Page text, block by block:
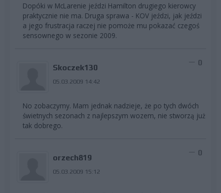
Dopóki w McLarenie jeździ Hamilton drugiego kierowcy
praktycznie nie ma. Druga sprawa - KOV jeździ, jak jeździ
a jego frustracja raczej nie pomoże mu pokazać czegoś
sensownego w sezonie 2009.
Skoczek130
05.03.2009 14:42
0
No zobaczymy. Mam jednak nadzieje, że po tych dwóch
świetnych sezonach z najlepszym wozem, nie stworzą już
tak dobrego.
orzech819
05.03.2009 15:12
0